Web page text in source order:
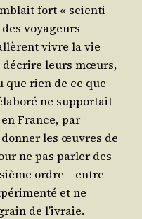
fort « scien­ti­
voya­geurs
vivre la vie
décrire leurs mœurs,
que rien de ce que
ne sup­por­tait
France, par
les œuvres de
ne pas par­ler des
ordre — entre
et ne
de l’ivraie.